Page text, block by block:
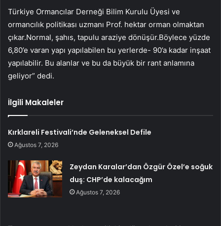
Türkiye Ormancılar Derneği Bilim Kurulu Üyesi ve
ormancılık politikası uzmanı Prof. hektar orman olmaktan
çıkar.Normal, şahıs, tapulu araziye dönüşür.Böylece yüzde
6,80’e varan yapı yapılabilen bu yerlerde- 90’a kadar inşaat
yapılabilir. Bu alanlar ve bu da büyük bir rant anlamına
geliyor” dedi.
İlgili Makaleler
Kırklareli Festivali’nde Geleneksel Defile
Ağustos 7, 2026
Zeydan Karalar’dan Özgür Özel’e soğuk
duş: CHP’de kalacağım
Ağustos 7, 2026